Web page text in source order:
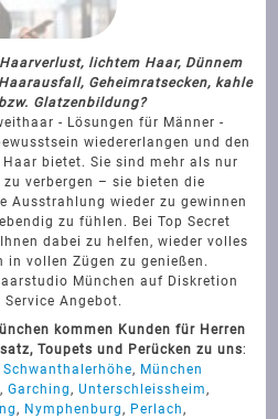
lichtem Haar, Dünnem
Geheimratsecken, kahle
Glatzenbildung?
- Lösungen für Männer -
wiedererlangen und den
bietet. Sie sind mehr als nur
verbergen – sie bieten die
Ausstrahlung wieder zu gewinnen
zu fühlen. Bei Top Secret
dabei zu helfen, wieder volles
in vollen Zügen zu genießen.
München auf Diskretion
Angebot.
kommen Kunden für Herren
Toupets und Perücken zu uns:
Schwanthalerhöhe, München
,Garching,Unterschleissheim,
, Nymphenburg, Perlach,